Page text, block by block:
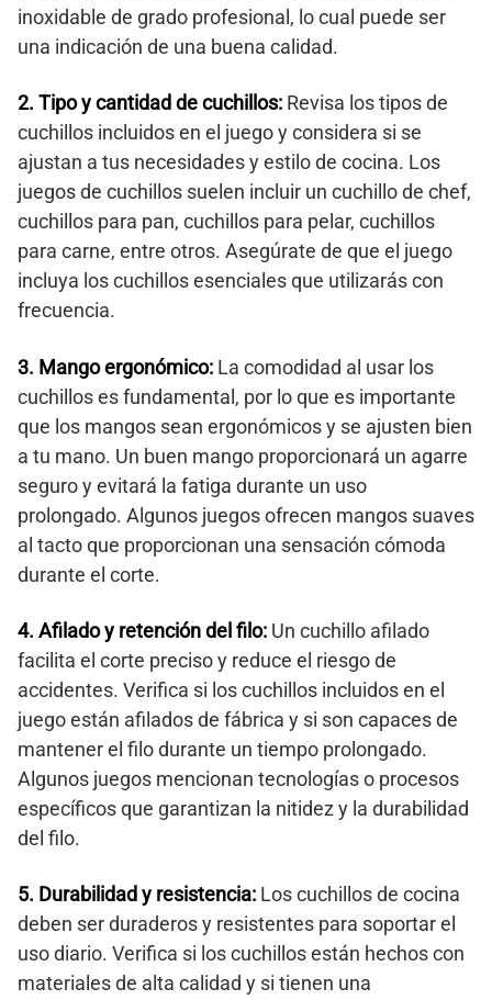
inoxidable de grado profesional, lo cual puede ser
una indicación de una buena calidad.
2. Tipo y cantidad de cuchillos: Revisa los tipos de
cuchillos incluidos en el juego y considera si se
ajustan a tus necesidades y estilo de cocina. Los
juegos de cuchillos suelen incluir un cuchillo de chef,
cuchillos para pan, cuchillos para pelar, cuchillos
para carne, entre otros. Asegúrate de que el juego
incluya los cuchillos esenciales que utilizarás con
frecuencia.
3. Mango ergonómico: La comodidad al usar los
cuchillos es fundamental, por lo que es importante
que los mangos sean ergonómicos y se ajusten bien
a tu mano. Un buen mango proporcionará un agarre
seguro y evitará la fatiga durante un uso
prolongado. Algunos juegos ofrecen mangos suaves
al tacto que proporcionan una sensación cómoda
durante el corte.
4. Afilado y retención del filo: Un cuchillo afilado
facilita el corte preciso y reduce el riesgo de
accidentes. Verifica si los cuchillos incluidos en el
juego están afilados de fábrica y si son capaces de
mantener el filo durante un tiempo prolongado.
Algunos juegos mencionan tecnologías o procesos
específicos que garantizan la nitidez y la durabilidad
del filo.
5. Durabilidad y resistencia: Los cuchillos de cocina
deben ser duraderos y resistentes para soportar el
uso diario. Verifica si los cuchillos están hechos con
materiales de alta calidad y si tienen una